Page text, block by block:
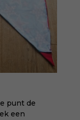
punt de
een